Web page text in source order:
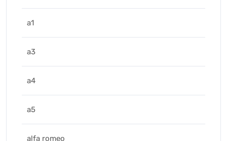
a1
a3
a4
a5
alfa romeo